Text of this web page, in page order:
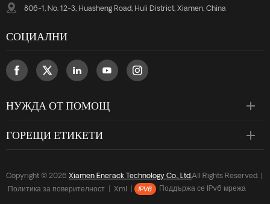
806-1, No. 12-3, Huasheng Road, Huli District, Xiamen, China
СОЦИАЛНИ
НУЖДА ОТ ПОМОЩ
ГОРЕЩИ ЕТИКЕТИ
Copyright © 2026 Xiamen Enerack Technology Co., Ltd.All Rights Reserved. |
Политика за поверителност
Xml Поддържа се IPv6 мрежа